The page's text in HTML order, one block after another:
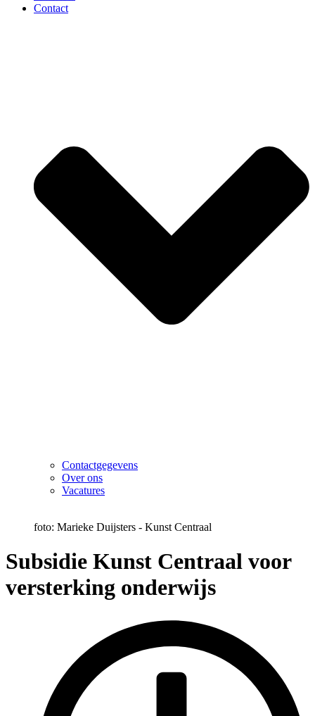
Contact
Contactgegevens
Over ons
Vacatures
foto: Marieke Duijsters - Kunst Centraal
Subsidie Kunst Centraal voor
versterking onderwijs